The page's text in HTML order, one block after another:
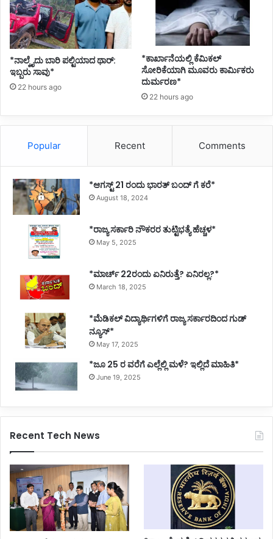
*ನಾಲ್ಕೈದು ಬಾರಿ ಪಲ್ಟಿಯಾದ ಥಾರ್:
ಇಬ್ಬರು ಸಾವು*
22 hours ago
*ಕಾರ್ಖಾನೆಯಲ್ಲಿ ಕೆಮಿಕಲ್
ಸೋರಿಕೆಯಾಗಿ ಮೂವರು ಕಾರ್ಮಿಕರು
ದುರ್ಮರಣ*
22 hours ago
Popular Recent Comments
*ಆಗಸ್ಟ್ 21 ರಂದು ಭಾರತ್‌ ಬಂದ್‌ ಗೆ ಕರೆ*
August 18, 2024
*ರಾಜ್ಯ ಸರ್ಕಾರಿ ನೌಕರರ ತುಟ್ಟಿಭತ್ಯೆ ಹೆಚ್ಚಳ*
May 5, 2025
*ಮಾರ್ಚ್ 22ರಂದು ಏನಿರುತ್ತೆ? ಏನಿರಲ್ಲ?*
March 18, 2025
*ಮೆಡಿಕಲ್ ವಿದ್ಯಾರ್ಥಿಗಳಿಗೆ ರಾಜ್ಯ ಸರ್ಕಾರದಿಂದ ಗುಡ್
ನ್ಯೂಸ್*
May 17, 2025
*ಜೂ 25 ರ ವರೆಗೆ ಎಲ್ಲೆಲ್ಲಿ ಮಳೆ? ಇಲ್ಲಿದೆ ಮಾಹಿತಿ*
June 19, 2025
Recent Tech News